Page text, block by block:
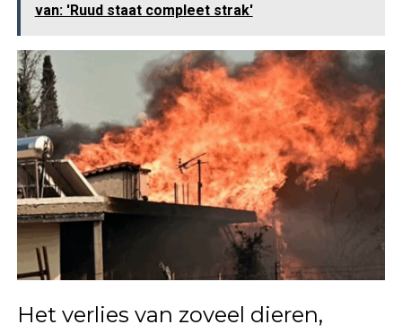
van: 'Ruud staat compleet strak'
Het verlies van zoveel dieren,